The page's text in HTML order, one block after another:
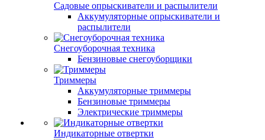
Садовые опрыскиватели и распылители
Аккумуляторные опрыскиватели и
распылители
Снегоуборочная техника
Бензиновые снегоуборщики
Триммеры
Аккумуляторные триммеры
Бензиновые триммеры
Электрические триммеры
Индикаторные отвертки